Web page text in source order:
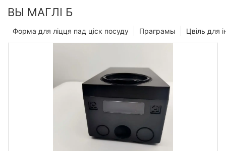
ВЫ МАГЛІ Б
Цвіль для
Праграмы
Форма для ліцця пад ціск посуду